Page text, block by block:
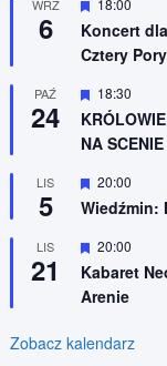
n
e
ż
n
o
e
WRZ
6
r
ó
n
i
o
n
18:00
Koncert
Cztery
PAŹ
24
W
y
r
ó
n
i
o
e
18:30
NA SCENIE
LIS
5
W
y
r
ż
n
o
e
20:00
Wiedźmin:
LIS
21
W
y
r
ó
i
20:00
Kabaret
Arenie
Zobacz kalendarz